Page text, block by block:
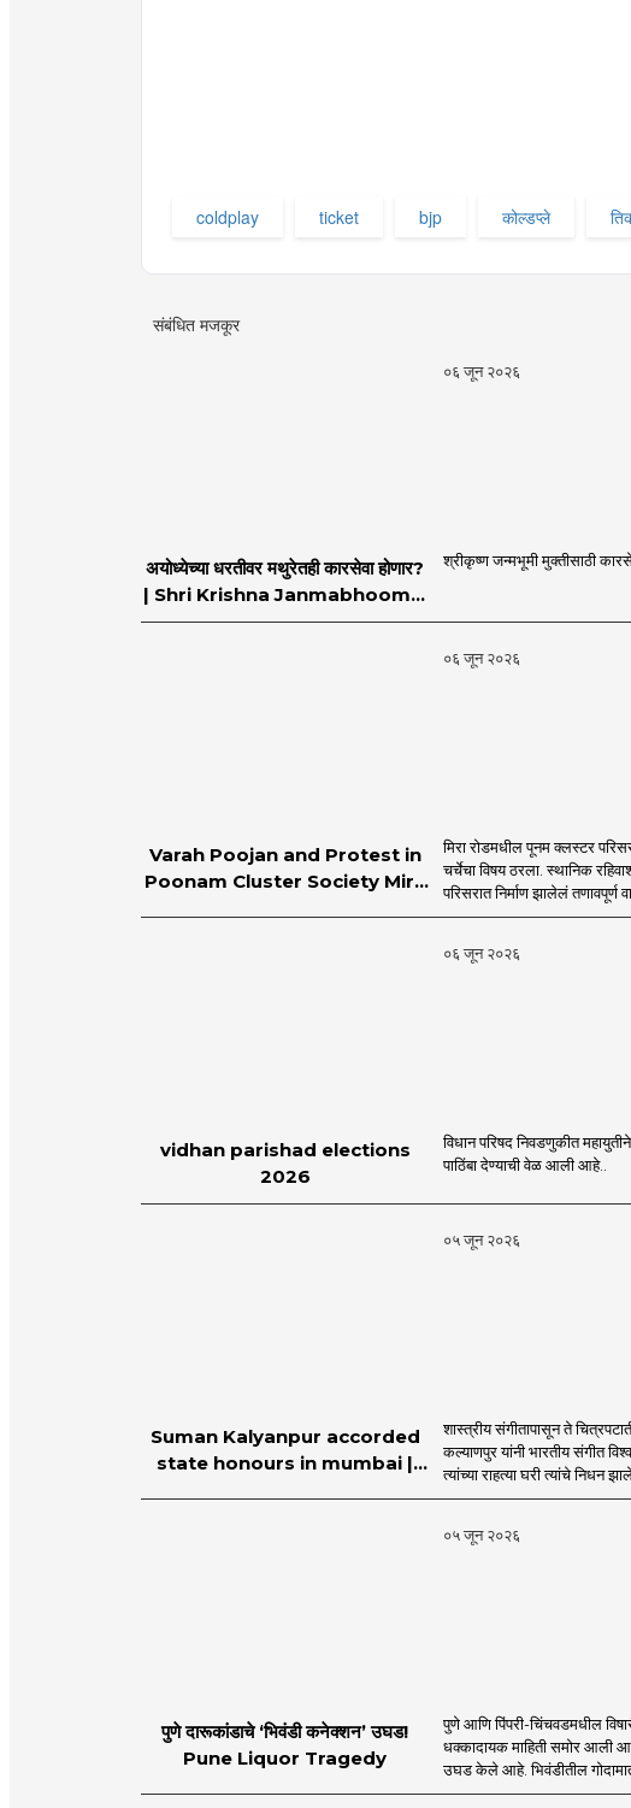
coldplay ticket bjp कोल्डप्ले
संबंधित मजकूर
०६ जून २०२६
अयोध्येच्या धरतीवर मथुरेतही कारसेवा होणार?
| Shri Krishna Janmabhoomi |
MahaMTB
श्रीकृष्ण जन्मभूमी मुक्तीसाठी
०६ जून २०२६
Varah Poojan and Protest in
Poonam Cluster Society Mira
मिरा रोडमधील पूनम क्लस्टर
चर्चेचा विषय ठरला. स्थानिक
परिसरात निर्माण झालेलं तणावपूर्ण
०६ जून २०२६
vidhan parishad elections
2026
विधान परिषद निवडणुकीत
पाठिंबा देण्याची वेळ आली आहे..
०५ जून २०२६
Suman Kalyanpur accorded
state honours in mumbai |
शास्त्रीय संगीतापासून ते
कल्याणपुर यांनी भारतीय संगीत
त्यांच्या राहत्या घरी त्यांचे निधन
०५ जून २०२६
पुणे दारूकांडाचे ‘भिवंडी कनेक्शन’ उघड!
Pune Liquor Tragedy
पुणे आणि पिंपरी-चिंचवडमधील
धक्कादायक माहिती समोर आली
उघड केले आहे. भिवंडीतील